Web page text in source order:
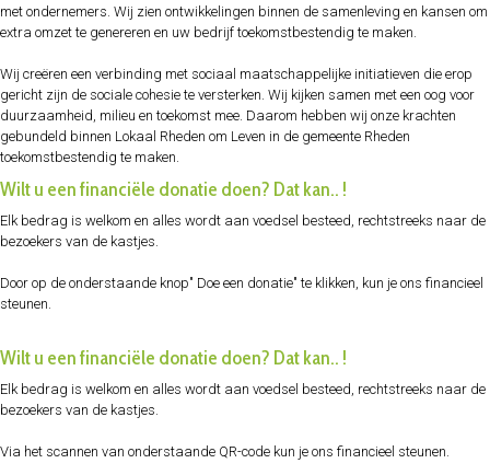
met ondernemers. Wij zien ontwikkelingen binnen de samenleving en kansen om
extra omzet te genereren en uw bedrijf toekomstbestendig te maken.
Wij creëren een verbinding met sociaal maatschappelijke initiatieven die erop
gericht zijn de sociale cohesie te versterken. Wij kijken samen met een oog voor
duurzaamheid, milieu en toekomst mee. Daarom hebben wij onze krachten
gebundeld binnen Lokaal Rheden om Leven in de gemeente Rheden
toekomstbestendig te maken.
Wilt u een financiële donatie doen? Dat kan.. !
Elk bedrag is welkom en alles wordt aan voedsel besteed, rechtstreeks naar de
bezoekers van de kastjes.
Door op de onderstaande knop" Doe een donatie" te klikken, kun je ons financieel
steunen.
Wilt u een financiële donatie doen? Dat kan.. !
Elk bedrag is welkom en alles wordt aan voedsel besteed, rechtstreeks naar de
bezoekers van de kastjes.
Via het scannen van onderstaande QR-code kun je ons financieel steunen.